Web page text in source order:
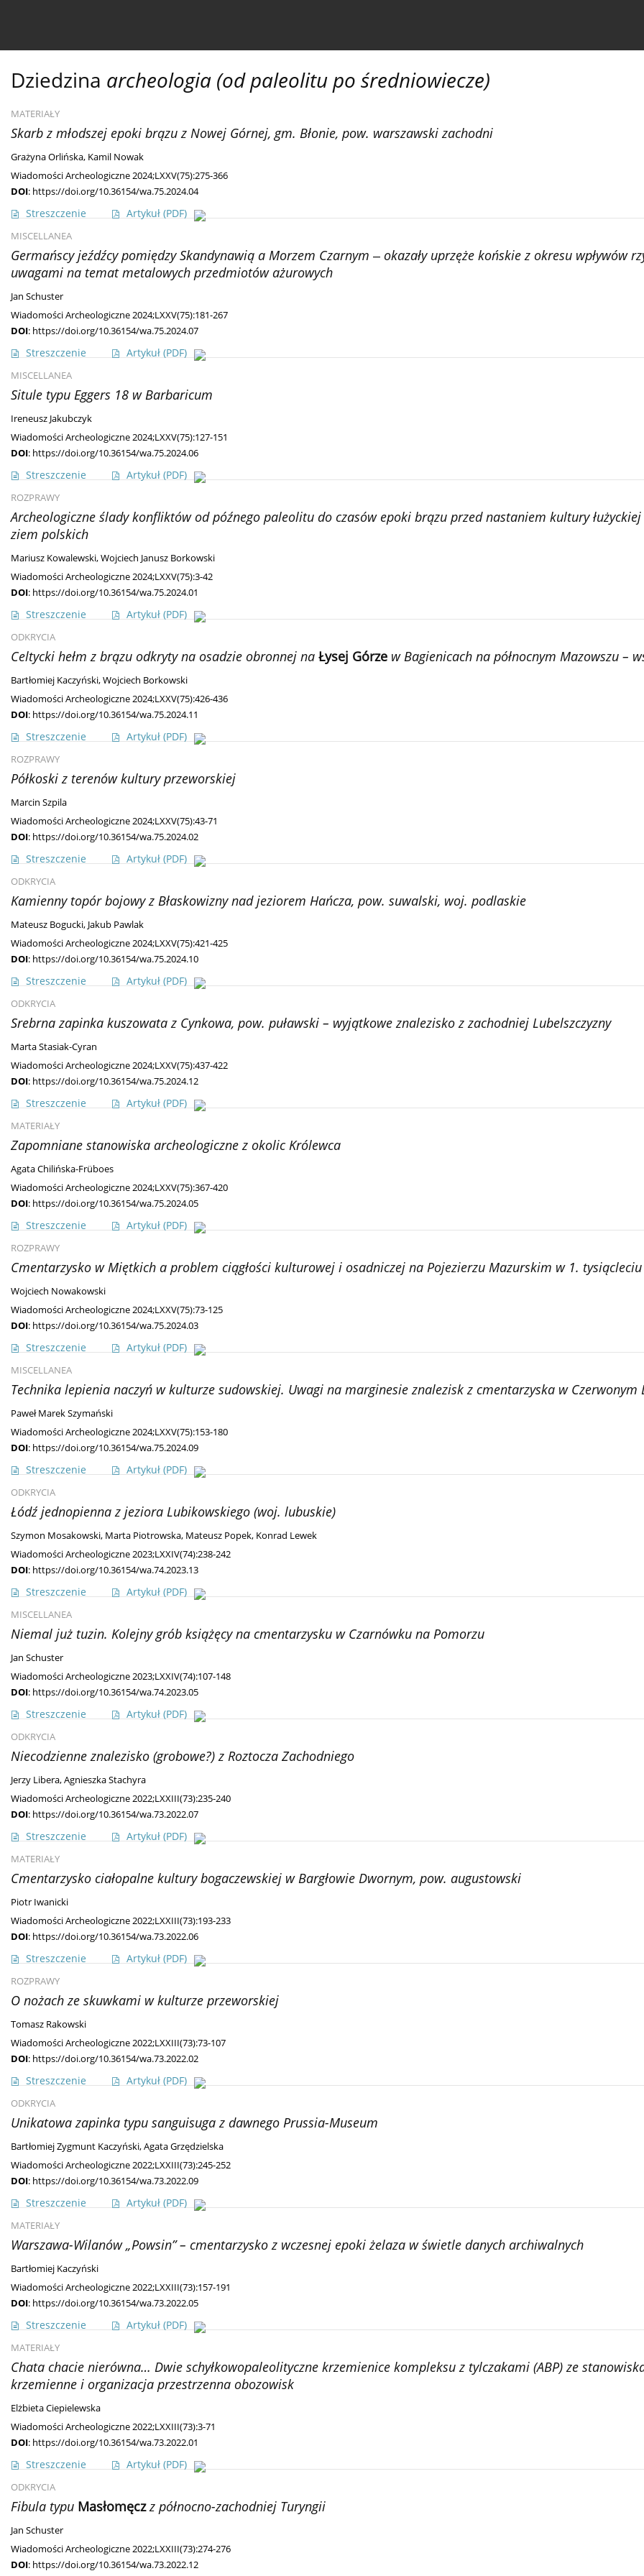
Dziedzina archeologia (od paleolitu po średniowiecze)
MATERIAŁY
Skarb z młodszej epoki brązu z Nowej Górnej, gm. Błonie, pow. warszawski zachodni
Grażyna Orlińska, Kamil Nowak
Wiadomości Archeologiczne 2024;LXXV(75):275-366
DOI: https://doi.org/10.36154/wa.75.2024.04
Streszczenie Artykuł (PDF)
MISCELLANEA
Germańscy jeźdźcy pomiędzy Skandynawią a Morzem Czarnym ‒ okazały uprzęże końskie z okresu wpływów
uwagami na temat metalowych przedmiotów ażurowych
Jan Schuster
Wiadomości Archeologiczne 2024;LXXV(75):181-267
DOI: https://doi.org/10.36154/wa.75.2024.07
Streszczenie Artykuł (PDF)
MISCELLANEA
Situle typu Eggers 18 w Barbaricum
Ireneusz Jakubczyk
Wiadomości Archeologiczne 2024;LXXV(75):127-151
DOI: https://doi.org/10.36154/wa.75.2024.06
Streszczenie Artykuł (PDF)
ROZPRAWY
Archeologiczne ślady konfliktów od późnego paleolitu do czasów epoki brązu przed nastaniem kultury
ziem polskich
Mariusz Kowalewski,Wojciech Janusz Borkowski
Wiadomości Archeologiczne 2024;LXXV(75):3-42
DOI: https://doi.org/10.36154/wa.75.2024.01
Streszczenie Artykuł (PDF)
ODKRYCIA
Celtycki hełm z brązu odkryty na osadzie obronnej na Łysej Górze w Bagienicach na północnym Mazowszu –
Bartłomiej Kaczyński,Wojciech Borkowski
Wiadomości Archeologiczne 2024;LXXV(75):426-436
DOI: https://doi.org/10.36154/wa.75.2024.11
Streszczenie Artykuł (PDF)
ROZPRAWY
Półkoski z terenów kultury przeworskiej
Marcin Szpila
Wiadomości Archeologiczne 2024;LXXV(75):43-71
DOI: https://doi.org/10.36154/wa.75.2024.02
Streszczenie Artykuł (PDF)
ODKRYCIA
Kamienny topór bojowy z Błaskowizny nad jeziorem Hańcza, pow. suwalski, woj. podlaskie
Mateusz Bogucki, Jakub Pawlak
Wiadomości Archeologiczne 2024;LXXV(75):421-425
DOI: https://doi.org/10.36154/wa.75.2024.10
Streszczenie Artykuł (PDF)
ODKRYCIA
Srebrna zapinka kuszowata z Cynkowa, pow. puławski – wyjątkowe znalezisko z zachodniej Lubelszczyzny
Marta Stasiak-Cyran
Wiadomości Archeologiczne 2024;LXXV(75):437-422
DOI: https://doi.org/10.36154/wa.75.2024.12
Streszczenie Artykuł (PDF)
MATERIAŁY
Zapomniane stanowiska archeologiczne z okolic Królewca
Agata Chilińska-Früboes
Wiadomości Archeologiczne 2024;LXXV(75):367-420
DOI: https://doi.org/10.36154/wa.75.2024.05
Streszczenie Artykuł (PDF)
ROZPRAWY
Cmentarzysko w Miętkich a problem ciągłości kulturowej i osadniczej na Pojezierzu Mazurskim w 1. tysiącleciu
Wojciech Nowakowski
Wiadomości Archeologiczne 2024;LXXV(75):73-125
DOI: https://doi.org/10.36154/wa.75.2024.03
Streszczenie Artykuł (PDF)
MISCELLANEA
Technika lepienia naczyń w kulturze sudowskiej. Uwagi na marginesie znalezisk z cmentarzyska w Czerwonym
Paweł Marek Szymański
Wiadomości Archeologiczne 2024;LXXV(75):153-180
DOI: https://doi.org/10.36154/wa.75.2024.09
Streszczenie Artykuł (PDF)
ODKRYCIA
Łódź jednopienna z jeziora Lubikowskiego (woj. lubuskie)
Szymon Mosakowski, Marta Piotrowska, Mateusz Popek, Konrad Lewek
Wiadomości Archeologiczne 2023;LXXIV(74):238-242
DOI: https://doi.org/10.36154/wa.74.2023.13
Streszczenie Artykuł (PDF)
MISCELLANEA
Niemal już tuzin. Kolejny grób książęcy na cmentarzysku w Czarnówku na Pomorzu
Jan Schuster
Wiadomości Archeologiczne 2023;LXXIV(74):107-148
DOI: https://doi.org/10.36154/wa.74.2023.05
Streszczenie Artykuł (PDF)
ODKRYCIA
Niecodzienne znalezisko (grobowe?) z Roztocza Zachodniego
Jerzy Libera,Agnieszka Stachyra
Wiadomości Archeologiczne 2022;LXXIII(73):235-240
DOI: https://doi.org/10.36154/wa.73.2022.07
Streszczenie Artykuł (PDF)
MATERIAŁY
Cmentarzysko ciałopalne kultury bogaczewskiej w Bargłowie Dwornym, pow. augustowski
Piotr Iwanicki
Wiadomości Archeologiczne 2022;LXXIII(73):193-233
DOI: https://doi.org/10.36154/wa.73.2022.06
Streszczenie Artykuł (PDF)
ROZPRAWY
O nożach ze skuwkami w kulturze przeworskiej
Tomasz Rakowski
Wiadomości Archeologiczne 2022;LXXIII(73):73-107
DOI: https://doi.org/10.36154/wa.73.2022.02
Streszczenie Artykuł (PDF)
ODKRYCIA
Unikatowa zapinka typu sanguisuga z dawnego Prussia-Museum
Bartłomiej Zygmunt Kaczyński,Agata Grzędzielska
Wiadomości Archeologiczne 2022;LXXIII(73):245-252
DOI: https://doi.org/10.36154/wa.73.2022.09
Streszczenie Artykuł (PDF)
MATERIAŁY
Warszawa-Wilanów „Powsin” – cmentarzysko z wczesnej epoki żelaza w świetle danych archiwalnych
Bartłomiej Kaczyński
Wiadomości Archeologiczne 2022;LXXIII(73):157-191
DOI: https://doi.org/10.36154/wa.73.2022.05
Streszczenie Artykuł (PDF)
MATERIAŁY
Chata chacie nierówna… Dwie schyłkowopaleolityczne krzemienice kompleksu z tylczakami (ABP) ze
krzemienne i organizacja przestrzenna obozowisk
Elżbieta Ciepielewska
Wiadomości Archeologiczne 2022;LXXIII(73):3-71
DOI: https://doi.org/10.36154/wa.73.2022.01
Streszczenie Artykuł (PDF)
ODKRYCIA
Fibula typu Masłomęczz północno-zachodniej Turyngii
Jan Schuster
Wiadomości Archeologiczne 2022;LXXIII(73):274-276
DOI: https://doi.org/10.36154/wa.73.2022.12